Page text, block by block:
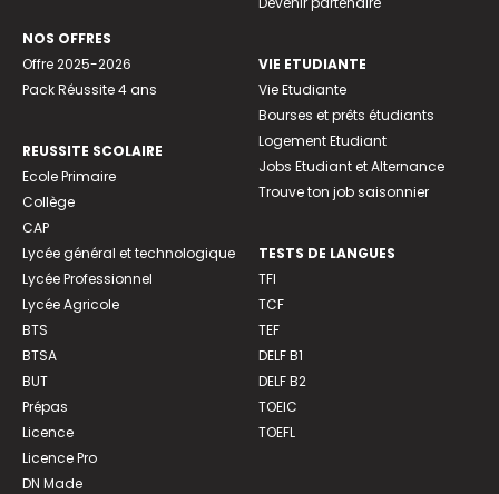
NOS OFFRES
Offre 2025-2026
Pack Réussite 4 ans
REUSSITE SCOLAIRE
Ecole Primaire
Collège
CAP
Lycée général et technologique
Lycée Professionnel
Lycée Agricole
BTS
BTSA
BUT
Prépas
Licence
Licence Pro
DN Made
VIE ETUDIANTE
Vie Etudiante
Bourses et prêts étudiants
Logement Etudiant
Jobs Etudiant et Alternance
Trouve ton job saisonnier
TESTS DE LANGUES
TFI
TCF
TEF
DELF B1
DELF B2
TOEIC
TOEFL